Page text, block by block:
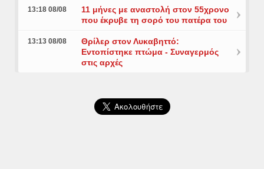
13:18 08/08
11 μήνες με αναστολή στον 55χρονο
που έκρυβε τη σορό του πατέρα του
13:13 08/08
Θρίλερ στον Λυκαβηττό:
Εντοπίστηκε πτώμα - Συναγερμός
στις αρχές